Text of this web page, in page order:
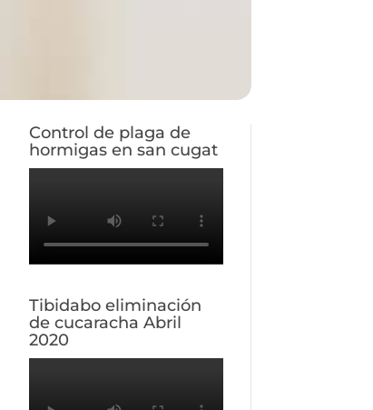
Control de plaga de
hormigas en san cugat
Tibidabo eliminación
de cucaracha Abril
2020